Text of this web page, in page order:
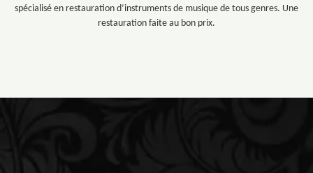
spécialisé en restauration d’instruments de musique de tous genres. Une
restauration faite au bon prix.